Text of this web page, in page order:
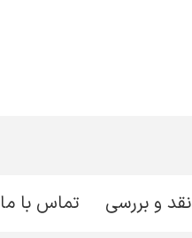
نقد و بررسی تماس با ما